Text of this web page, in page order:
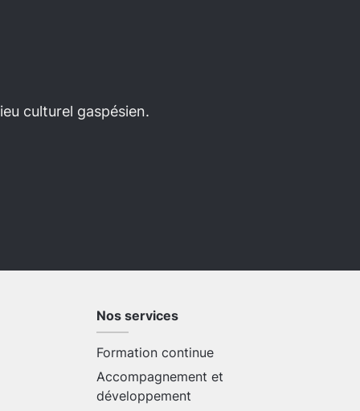
culturel gaspésien.
Nos services
Formation continue
Accompagnement et
développement